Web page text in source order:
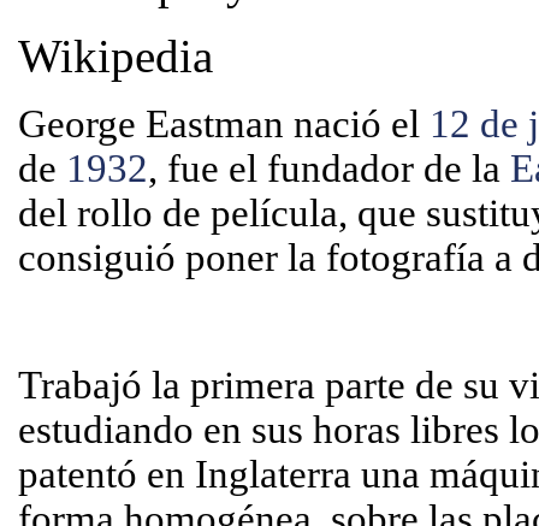
Wikipedia
George Eastman nació el 12 de
de 1932, fue el fundador de la
del rollo de película, que
consiguió poner la fotografía a
Trabajó la primera parte de su
estudiando en sus horas libres
patentó en Inglaterra una